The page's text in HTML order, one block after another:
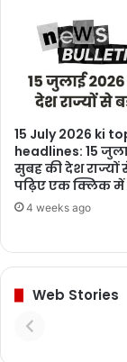
15 July 2026 ki
headlines: 15
सुबह की देश राज्यों
पढ़िए एक क्लिक में
4 weeks ago
Web Stories